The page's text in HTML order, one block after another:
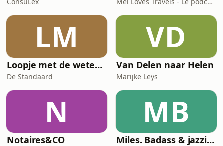
LM
Loopje met de wetenschap
De Standaard
VD
Van Delen naar Helen
Marijke Leys
N
Notaires&CO
MB
Miles. Badass & jazzicoon